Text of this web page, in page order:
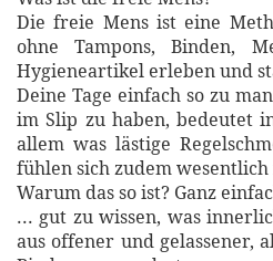
Die freie Mens ist eine
ohne Tampons, Binden,
Hygieneartikel erleben und
Deine Tage einfach so zu
im Slip zu haben, bedeutet
allem was lästige
fühlen sich zudem
Warum das so ist? Ganz
... gut zu wissen, was
aus offener und gelassener,